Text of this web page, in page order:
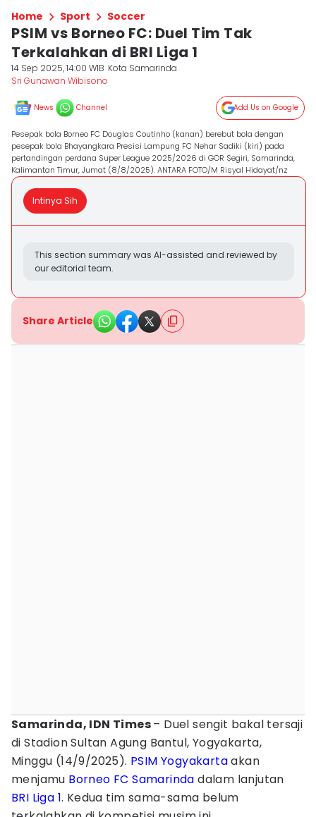
Home Sport Soccer
PSIM vs Borneo FC: Duel Tim Tak
Terkalahkan di BRI Liga 1
14 Sep 2025, 14:00 WIB Kota Samarinda
Sri Gunawan Wibisono
News Channel Add Us on Google
Pesepak bola Borneo FC Douglas Coutinho (kanan) berebut bola dengan
pesepak bola Bhayangkara Presisi Lampung FC Nehar Sadiki (kiri) pada
pertandingan perdana Super League 2025/2026 di GOR Segiri, Samarinda,
Kalimantan Timur, Jumat (8/8/2025). ANTARA FOTO/M Risyal Hidayat/nz
Intinya Sih
This section summary was AI-assisted and reviewed by
our editorial team.
Share Article
Samarinda, IDN Times– Duel sengit bakal tersaji
di Stadion Sultan Agung Bantul, Yogyakarta,
Minggu (14/9/2025). PSIM Yogyakartaakan
menjamu Borneo FC Samarinda dalam lanjutan
BRI Liga 1. Kedua tim sama-sama belum